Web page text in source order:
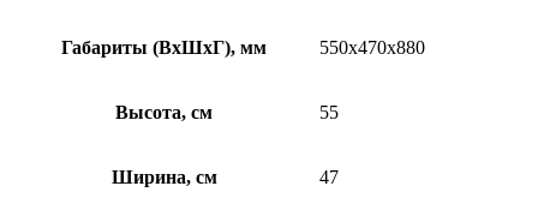
Габариты (ВхШхГ), мм 550х470х880
Высота, см 55
Ширина, см 47